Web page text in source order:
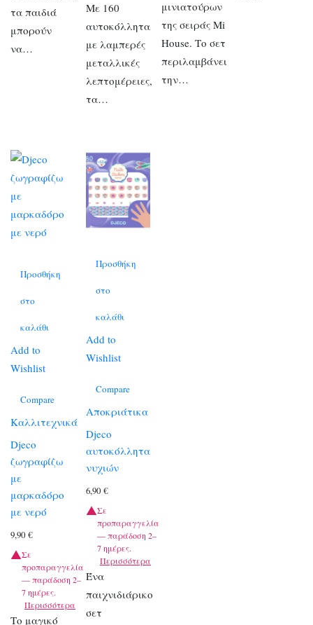
τα παιδιά
μπορούν
να…
Με 160
αυτοκόλλητα
με λαμπερές
μεταλλικές
λεπτομέρειες,
τα…
μινιατούρων
της σειράς Mi
House. Το σετ
περιλαμβάνει
την…
Προσθήκη
στο
καλάθι
Add to
Wishlist
Compare
Καλλιτεχνικά
Djeco
ζωγραφίζω
με
μαρκαδόρο
με νερό
9,90 €
Σε
προπαραγγελία
— παράδοση 2–
7 ημέρες.
Περισσότερα
Το μαγικό
Προσθήκη
στο
καλάθι
Add to
Wishlist
Compare
Αποκριάτικα
Djeco
αυτοκόλλητα
νυχιών
6,90€
Σε
προπαραγγελία
— παράδοση 2–
7 ημέρες.
Περισσότερα
Ένα
παιχνιδιάρικο
σετ